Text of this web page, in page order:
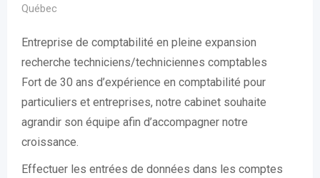
Québec
Entreprise de comptabilité en pleine expansion
recherche techniciens/techniciennes comptables
Fort de 30 ans d’expérience en comptabilité pour
particuliers et entreprises, notre cabinet souhaite
agrandir son équipe afin d’accompagner notre
croissance.
Effectuer les entrées de données dans les comptes